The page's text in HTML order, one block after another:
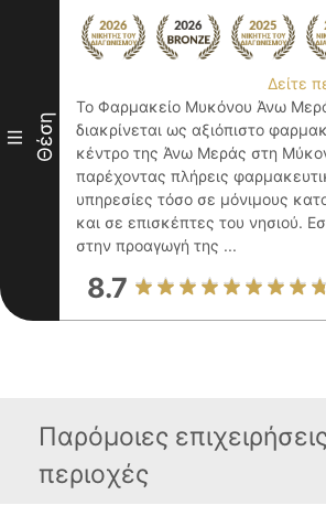
III Θέση
Δείτε
Το Φαρμακείο Μυκόνου Άνω
διακρίνεται ως αξιόπιστο
κέντρο της Άνω Μεράς στη
παρέχοντας πλήρεις
υπηρεσίες τόσο σε μόνιμους
και σε επισκέπτες του νησιού.
στην προαγωγή της ...
8.7
Παρόμοιες
περιοχές